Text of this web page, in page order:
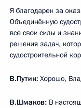
Я благодарен за
Объединённую
все свои силы и
решения задач,
судостроительной
В.Путин: Хорошо,
В.Шмаков: В